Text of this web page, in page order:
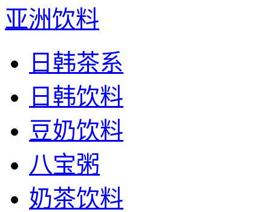
亚洲饮料
日韩茶系
日韩饮料
豆奶饮料
八宝粥
奶茶饮料